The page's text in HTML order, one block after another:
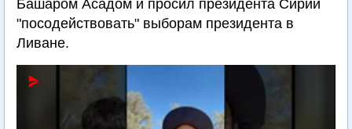
Башаром Асадом и просил президента Сирии
"посодействовать" выборам президента в
Ливане.